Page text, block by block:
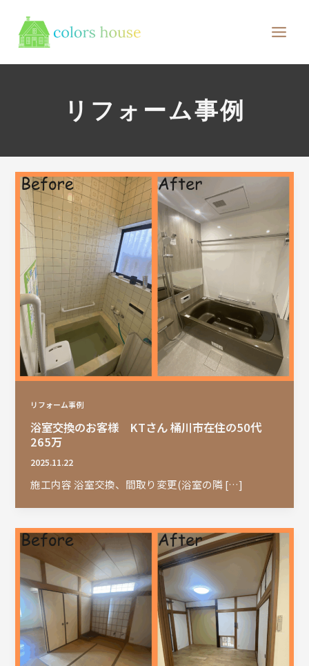
リフォーム事例
リフォーム事例
浴室交換のお客様 KTさん 桶川市在住の50代
265万
2025.11.22
施工内容 浴室交換、間取り変更(浴室の隣 […]